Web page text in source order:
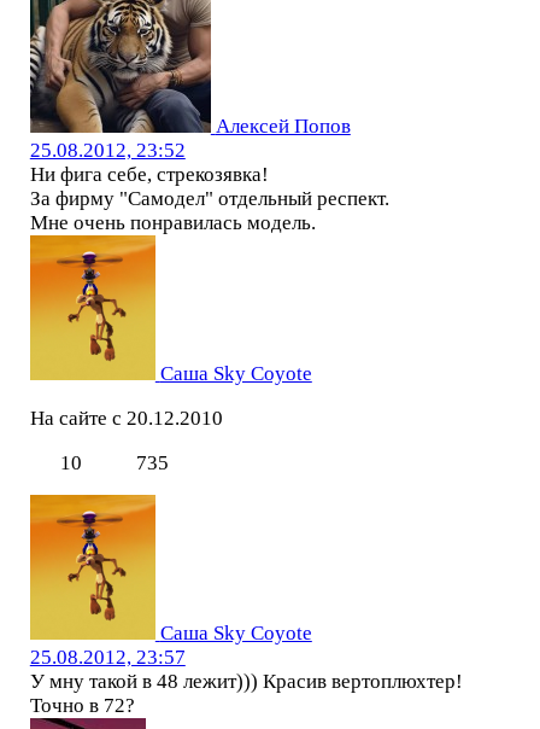
Алексей Попов
25.08.2012, 23:52
Ни фига себе, стрекозявка!
За фирму "Самодел" отдельный респект.
Мне очень понравилась модель.
Саша Sky Coyote
На сайте с 20.12.2010
10
735
Саша Sky Coyote
25.08.2012, 23:57
У мну такой в 48 лежит))) Красив вертоплюхтер!
Точно в 72?